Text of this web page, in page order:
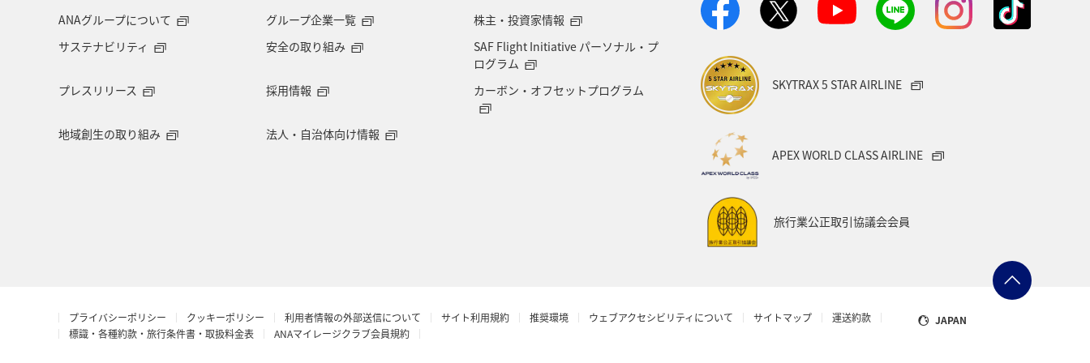
ANAグループについて グループ企業一覧
株主・投資家情報
サステナビリティ
安全の取り組み
SAF Flight Initiative パーソナル・プ
ログラム
プレスリリース
採用情報 カーボン・オフセットプログラム
地域創生の取り組み 法人・自治体向け情報
SKYTRAX 5 STAR AIRLINE
APEX WORLD CLASS AIRLINE
旅行業公正取引協議会会員
プライバシーポリシー クッキーポリシー 利用者情報の外部送信について サイト利用規約 推奨環境 ウェブアクセシビリティについて サイトマップ
運送約款
標識・各種約款・旅行条件書・取扱料金表
ANAマイレージクラブ会員規約
JAPAN